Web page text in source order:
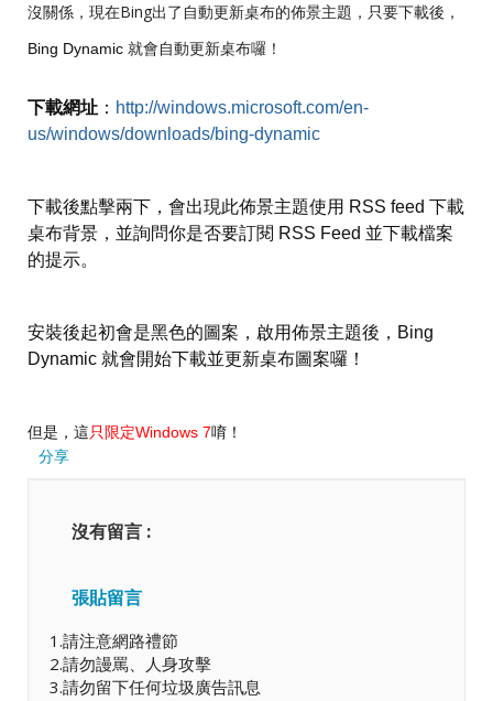
沒關係，現在Bing出了自動更新桌布的佈景主題，只要下載後，
Bing Dynamic 就會自動更新桌布囉！
下載網址 ： http://windows.microsoft.com/en-
us/windows/downloads/bing-dynamic
下載後點擊兩下，會出現此佈景主題使用 RSS feed 下載
桌布背景，並詢問你是否要訂閱 RSS Feed 並下載檔案
的提示。
安裝後起初會是黑色的圖案，啟用佈景主題後，Bing
Dynamic 就會開始下載並更新桌布圖案囉！
但是，這只 限定Windows 7唷！
分享
沒有留言 :
張貼留言
1.請注意網路禮節
2.請勿謾罵、人身攻擊
3.請勿留下任何垃圾廣告訊息